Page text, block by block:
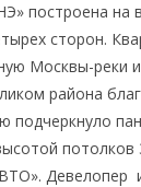
построена на
сторон.
Москвы-реки
района
Девелопер